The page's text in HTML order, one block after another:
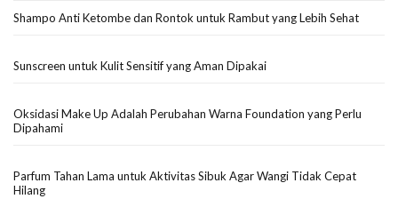
Shampo Anti Ketombe dan Rontok untuk Rambut yang Lebih Sehat
Sunscreen untuk Kulit Sensitif yang Aman Dipakai
Oksidasi Make Up Adalah Perubahan Warna Foundation yang Perlu
Dipahami
Parfum Tahan Lama untuk Aktivitas Sibuk Agar Wangi Tidak Cepat
Hilang